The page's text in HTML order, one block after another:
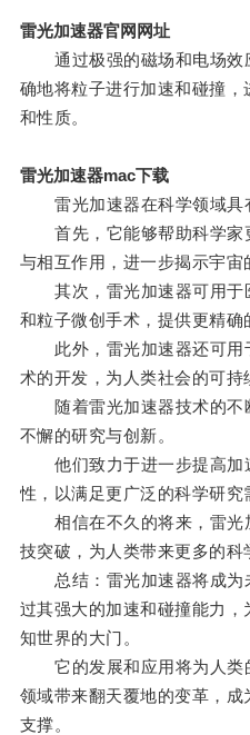
雷光加速器官网网址
通过极强的磁场和电场效
确地将粒子进行加速和碰撞
和性质。
雷光加速器mac下载
雷光加速器在科学领域具
首先，它能够帮助科学家
与相互作用，进一步揭示宇宙
其次，雷光加速器可用于
和粒子微创手术，提供更精确
此外，雷光加速器还可用
术的开发，为人类社会的可持
随着雷光加速器技术的不
不懈的研究与创新。
他们致力于进一步提高加
性，以满足更广泛的科学研究
相信在不久的将来，雷光
技突破，为人类带来更多的科
总结：雷光加速器将成为
过其强大的加速和碰撞能力
知世界的大门。
它的发展和应用将为人类
领域带来翻天覆地的变革，
支撑。